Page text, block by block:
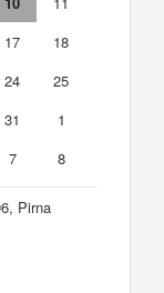
17
18
24
25
31
1
7 8
Pirna